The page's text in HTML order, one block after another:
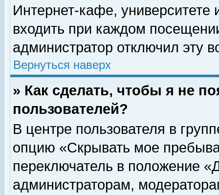
Интернет-кафе, университете
входить при каждом
администратор отключил эту
Вернуться наверх
» Как сделать, чтобы я не
пользователей?
В центре пользователя в
опцию «Скрывать мое
переключатель в положение
администраторам,